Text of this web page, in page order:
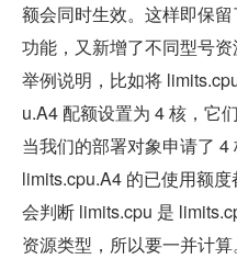
额会同时生效。这样即保
功能，又新增了不同型号资
举例说明，比如将
u.A4 配额设置为 4 核，它
当我们的部署对象申请了
limits.cpu.A4 的已使用额
会判断 limits.cpu 是
资源类型，所以要一并计